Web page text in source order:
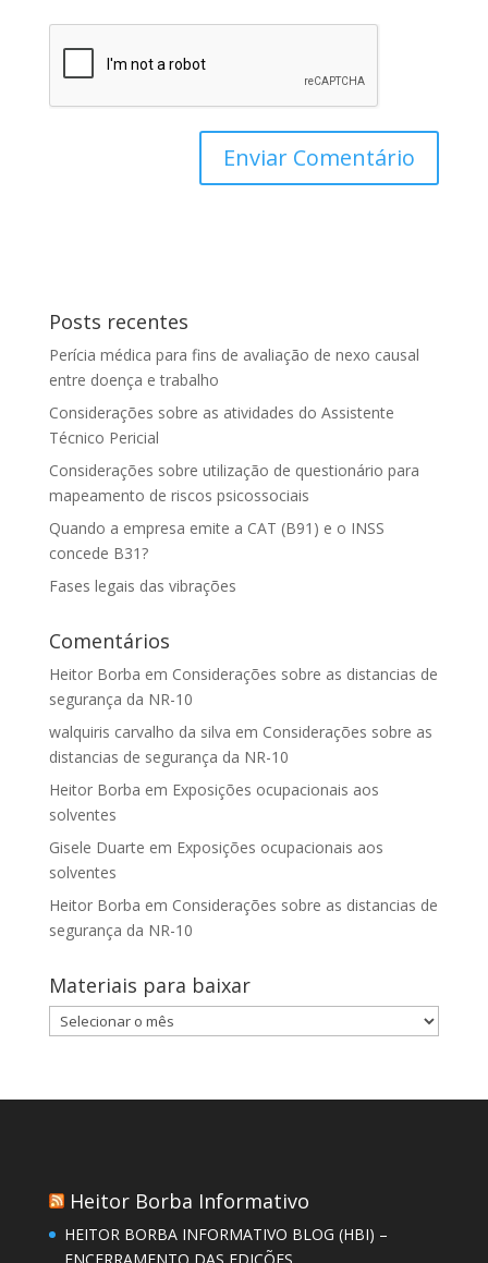
Posts recentes
Perícia médica para fins de avaliação de nexo causal
entre doença e trabalho
Considerações sobre as atividades do Assistente
Técnico Pericial
Considerações sobre utilização de questionário para
mapeamento de riscos psicossociais
Quando a empresa emite a CAT (B91) e o INSS
concede B31?
Fases legais das vibrações
Comentários
Heitor Borba em Considerações sobre as distancias de
segurança da NR-10
walquiris carvalho da silva em Considerações sobre as
distancias de segurança da NR-10
Heitor Borba em Exposições ocupacionais aos
solventes
Gisele Duarte em Exposições ocupacionais aos
solventes
Heitor Borba em Considerações sobre as distancias de
segurança da NR-10
Materiais para baixar
Materiais
para
Heitor Borba Informativo
HEITOR BORBA INFORMATIVO BLOG (HBI) –